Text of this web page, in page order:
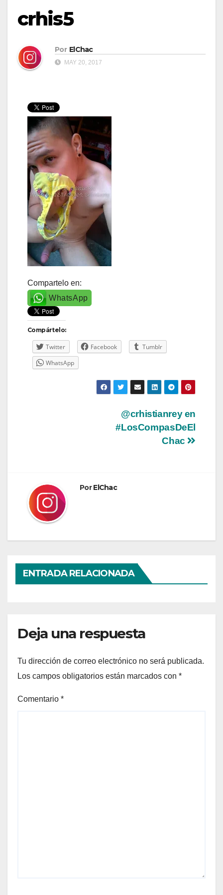
crhis5
Por ElChac
MAY 20, 2017
Compartelo en:
WhatsApp
Compártelo:
Twitter Facebook
Tumblr
WhatsApp
@crhistianrey en
#LosCompasDeEl
Chac
PorElChac
ENTRADA RELACIONADA
Deja una respuesta
Tu dirección de correo electrónico no será publicada.
Los campos obligatorios están marcados con *
Comentario *